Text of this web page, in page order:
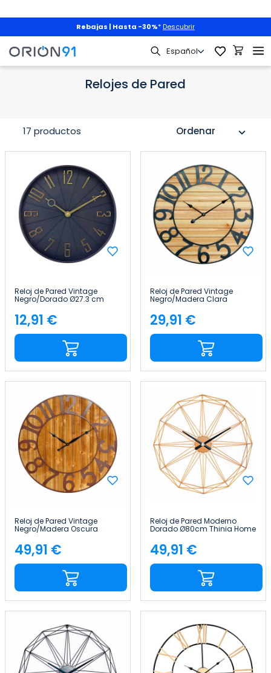
Rebajas | Hasta -30%* Descubrir
Hogar Decoración Relojes de Pared
Relojes de Pared
Ordenar expand_more
17 productos
Reloj de Pared Vintage
Negro/Dorado Ø27.3 cm
Thinia Home
Precio
12,91 €
Reloj de Pared Vintage
Negro/Madera Clara
Ø60cm Thinia Home
Precio
29,91 €
Reloj de Pared Vintage
Negro/Madera Oscura
Ø80cm Thinia Home
Precio
49,91 €
Reloj de Pared Moderno
Dorado Ø80cm Thinia Home
Precio
49,91 €